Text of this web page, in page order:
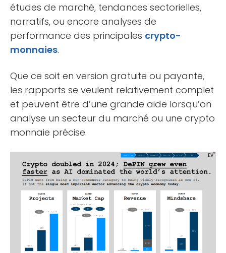
études de marché, tendances sectorielles,
narratifs, ou encore analyses de
performance des principales crypto-
monnaies.
Que ce soit en version gratuite ou payante,
les rapports se veulent relativement complet
et peuvent être d’une grande aide lorsqu’on
analyse un secteur du marché ou une crypto
monnaie précise.